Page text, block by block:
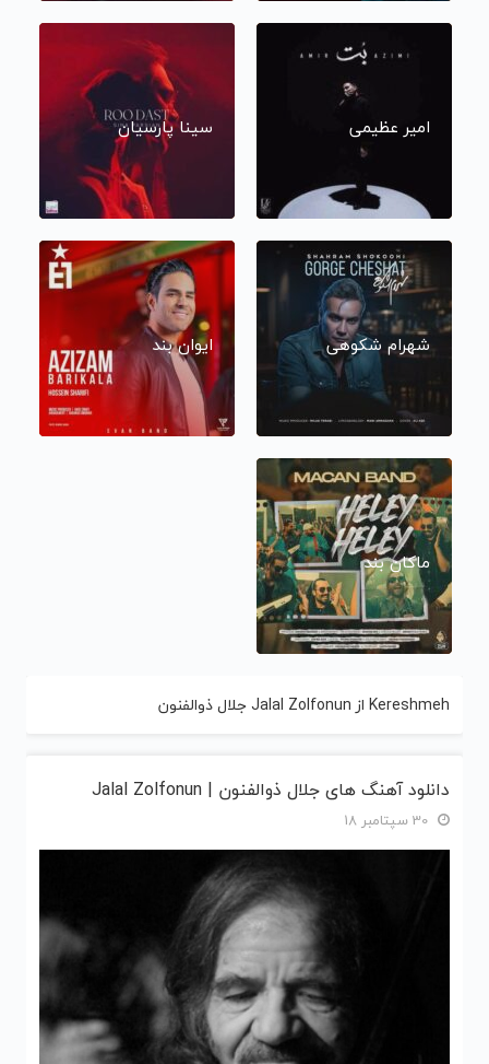
امیر عظیمی سینا پارسیان
شهرام شکوهی ایوان بند
ماکان بند
Kereshmeh از Jalal Zolfonun جلال ذوالفنون
دانلود آهنگ های جلال ذوالفنون | Jalal Zolfonun